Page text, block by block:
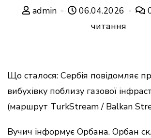
admin 06.04.2026
читання
Що сталося: Сербія повідомляє
вибухівку поблизу газової
(маршрут TurkStream / Balkan
Вучич інформує Орбана. Орбан